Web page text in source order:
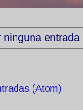
ninguna
(Atom)